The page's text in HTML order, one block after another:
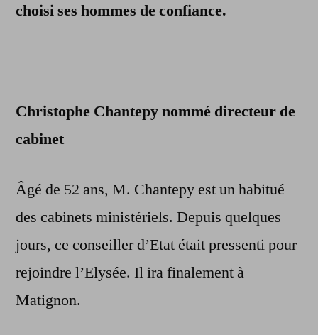
ministre
choisi ses hommes de confiance.
Christophe Chantepy nommé directeur de
cabinet
Âgé de 52 ans, M. Chantepy est un habitué
des cabinets ministériels. Depuis quelques
jours, ce conseiller d’Etat était pressenti pour
rejoindre l’Elysée. Il ira finalement à
Matignon.